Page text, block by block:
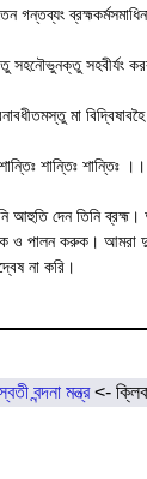
গন্তব্যং
সহনৌভুনক্তু সহবীর্যং
মা
শান্তিঃ শান্তিঃ ।।
আহুতি দেন তিনি ব্রহ্ম।
পালন করুক। আমরা
না করি।
বন্দনা মন্ত্র<-